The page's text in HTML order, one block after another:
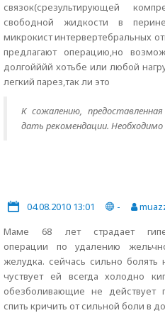
связок(срезультирующей
свободной жидкости в
микрокист интервертебральных
предлагают операцию,но
долгойййй хотьбе или любой
легкий парез,так ли это
К сожалению,
дать рекомендации. Необходимо
04.08.2010 13:01 -
Маме 68 лет страдает
операции по удалению
желудка. сейчась сильно болять
чуствует ей всегда холодно
обезболивающие не действует
спить кричить от сильной боли в